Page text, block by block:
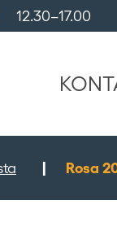
12.30–17.00
Rosa